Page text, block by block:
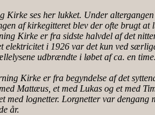
Kirke ses her lukket. Under
af kirkegitteret blev der ofte brugt at
Kirke er fra sidste halvdel af det
elektricitet i 1926 var det kun ved
udbrændte i løbet af ca. en time.
Kirke er fra begyndelse af det
Mattæus, et med Lukas og et med
med lognetter. Lorgnetter var dengang
år.